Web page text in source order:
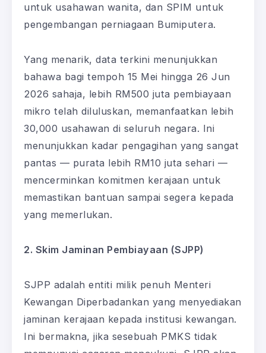
untuk usahawan wanita, dan SPIM untuk
pengembangan perniagaan Bumiputera.
Yang menarik, data terkini menunjukkan
bahawa bagi tempoh 15 Mei hingga 26 Jun
2026 sahaja, lebih RM500 juta pembiayaan
mikro telah diluluskan, memanfaatkan lebih
30,000 usahawan di seluruh negara. Ini
menunjukkan kadar pengagihan yang sangat
pantas — purata lebih RM10 juta sehari —
mencerminkan komitmen kerajaan untuk
memastikan bantuan sampai segera kepada
yang memerlukan.
2. Skim Jaminan Pembiayaan (SJPP)
SJPP adalah entiti milik penuh Menteri
Kewangan Diperbadankan yang menyediakan
jaminan kerajaan kepada institusi kewangan.
Ini bermakna, jika sesebuah PMKS tidak